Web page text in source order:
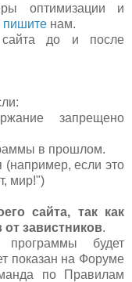
оптимизации и
пишите нам.
сайта до и после
запрещено
в прошлом.
если это
мир!")
сайта, так как
завистников.
будет
показан на Форуме
по Правилам